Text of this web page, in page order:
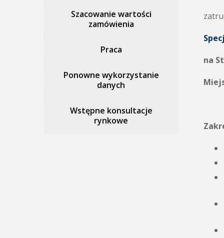
Szacowanie wartości
zamówienia
Praca
Ponowne wykorzystanie
danych
Wstępne konsultacje
rynkowe
na